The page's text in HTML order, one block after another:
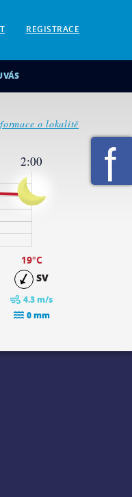
REGISTRACE
VÁS
o lokalitě
2:00
19°C
SV
4.3 m/s
0 mm